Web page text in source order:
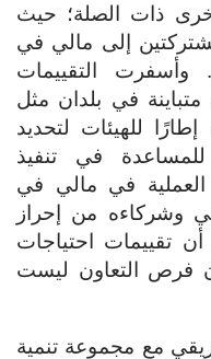
ذات الصلة؛ حيث
إلى مالي في
وجامبيا في 2017م. وأسفرت التقييمات
متباينة في بلدان مثل
للهيئات لتحديد
في تنفيذ
في مالي في
وشركاءه من إحراز
تقييمات احتياجات
فرص التعاون ليست
مع مجموعة تنمية